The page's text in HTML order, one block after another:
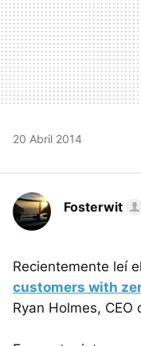
20 Abril 2014
Fosterwit
Recientemente leí
customers with
Ryan Holmes, CEO